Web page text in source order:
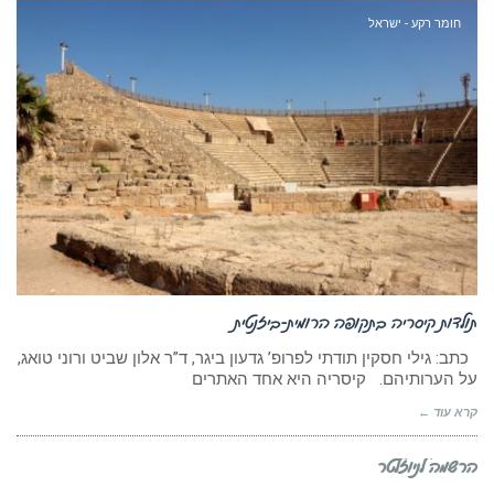
חומר רקע - ישראל
תולדות קיסריה בתקופה הרומית-ביזנטית
כתב: גילי חסקין תודתי לפרופ’ גדעון ביגר, ד”ר אלון שביט ורוני טואג,
על הערותיהם. קיסריה היא אחד האתרים
קרא עוד ←
הרשמה לניוזלטר